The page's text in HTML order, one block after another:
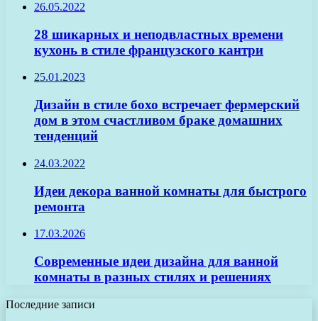
26.05.2022
28 шикарных и неподвластных времени
кухонь в стиле французского кантри
25.01.2023
Дизайн в стиле бохо встречает фермерский
дом в этом счастливом браке домашних
тенденций
24.03.2022
Идеи декора ванной комнаты для быстрого
ремонта
17.03.2026
Современные идеи дизайна для ванной
комнаты в разных стилях и решениях
Последние записи